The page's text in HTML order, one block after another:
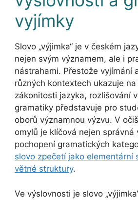
vyjímky
Slovo „výjimka“ je v českém
nejen svým významem, ale i
nástrahami. Přestože vyjímání
různých kontextech ukazuje
zákonitosti jazyka, rozlišování
gramatiky představuje pro
oborů významnou výzvu. V
omylů je klíčová nejen správná
pochopení gramatických
slovo zpečetí jako elementární
větné struktury.
Ve výslovnosti je slovo